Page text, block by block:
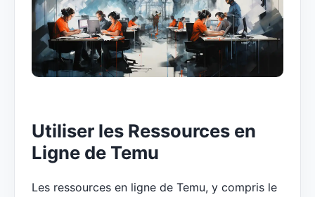
Utiliser les Ressources en
Ligne de Temu
Les ressources en ligne de Temu, y compris le